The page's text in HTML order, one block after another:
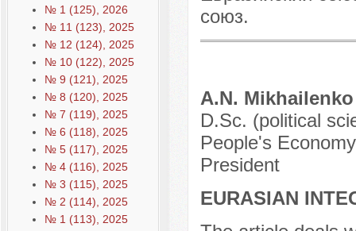
№ 1 (125), 2026
№ 11 (123), 2025
№ 12 (124), 2025
№ 10 (122), 2025
№ 9 (121), 2025
№ 8 (120), 2025
№ 7 (119), 2025
№ 6 (118), 2025
№ 5 (117), 2025
№ 4 (116), 2025
№ 3 (115), 2025
№ 2 (114), 2025
№ 1 (113), 2025
союз.
A.N. Mikhailenko
D.Sc. (political
People's
President
EURASIAN